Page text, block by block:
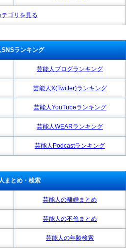
テゴリを見る
SNSランキング
芸能人ブログランキング
芸能人X(Twitter)ランキング
芸能人YouTubeランキング
芸能人WEARランキング
芸能人Podcastランキング
まとめ・検索
芸能人の離婚まとめ
芸能人の不倫まとめ
芸能人の年齢検索